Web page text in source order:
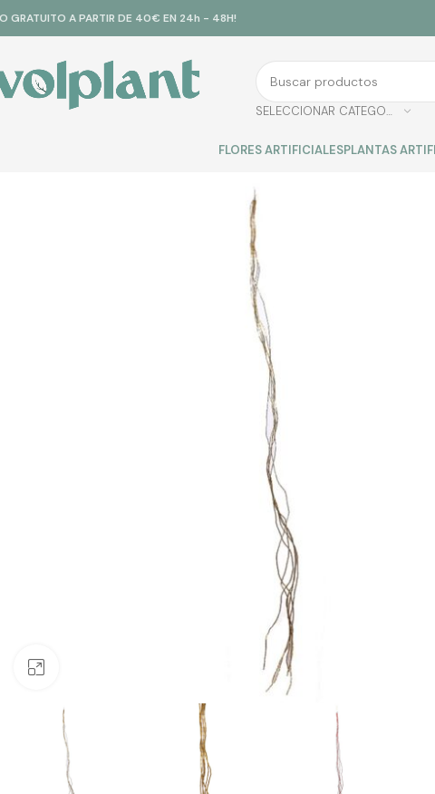
GRATUITO A PARTIR DE 40€ EN 24h - 48H!
SELECCIONAR CATEGORÍA
FLORES ARTIFICIALESPLANTAS